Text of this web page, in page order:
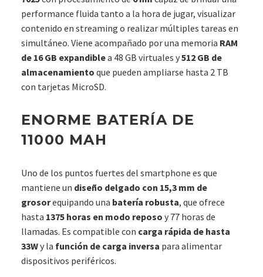
performance fluida tanto a la hora de jugar, visualizar
contenido en streaming o realizar múltiples tareas en
simultáneo. Viene acompañado por una memoria RAM
de 16 GB expandiblea 48 GB virtuales y512 GB de
almacenamiento que pueden ampliarse hasta 2 TB
con tarjetas MicroSD.
ENORME BATERÍA DE
11000 MAH
Uno de los puntos fuertes del smartphone es que
mantiene un diseño delgado con 15,3 mm de
grosorequipando una batería robusta, que ofrece
hasta 1375 horas en modo reposo y 77 horas de
llamadas. Es compatible con carga rápida de hasta
33Wy la función de carga inversa para alimentar
dispositivos periféricos.